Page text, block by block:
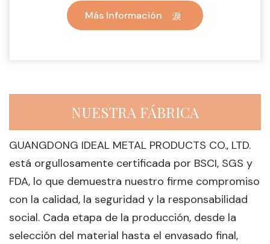
Más Información
NUESTRA FÁBRICA
GUANGDONG IDEAL METAL PRODUCTS CO., LTD.
está orgullosamente certificada por BSCI, SGS y
FDA, lo que demuestra nuestro firme compromiso
con la calidad, la seguridad y la responsabilidad
social. Cada etapa de la producción, desde la
selección del material hasta el envasado final,